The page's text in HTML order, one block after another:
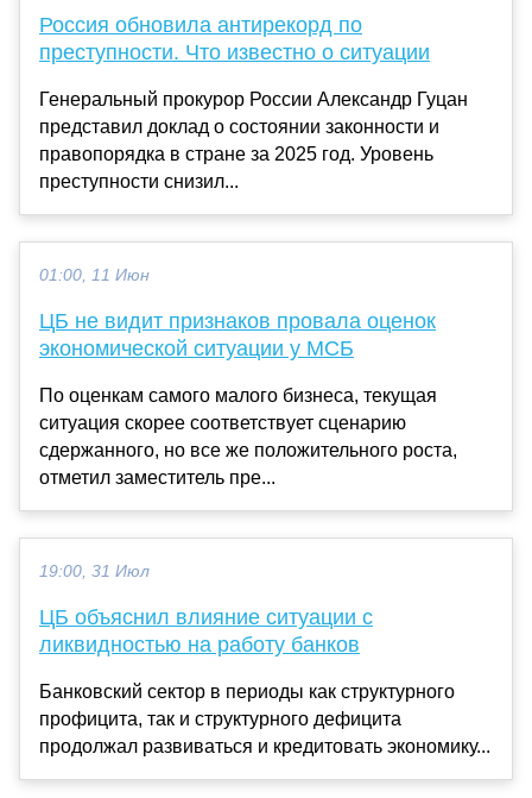
Россия обновила антирекорд по
преступности. Что известно о ситуации
Генеральный прокурор России Александр Гуцан
представил доклад о состоянии законности и
правопорядка в стране за 2025 год. Уровень
преступности снизил...
01:00, 11 Июн
ЦБ не видит признаков провала оценок
экономической ситуации у МСБ
По оценкам самого малого бизнеса, текущая
ситуация скорее соответствует сценарию
сдержанного, но все же положительного роста,
отметил заместитель пре...
19:00, 31 Июл
ЦБ объяснил влияние ситуации с
ликвидностью на работу банков
Банковский сектор в периоды как структурного
профицита, так и структурного дефицита
продолжал развиваться и кредитовать экономику...